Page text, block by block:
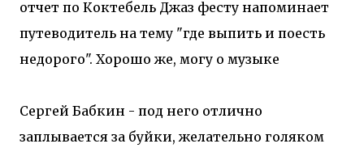
отчет по Коктебель Джаз фесту напоминает
путеводитель на тему "где выпить и поесть
недорого". Хорошо же, могу о музыке
Сергей Бабкин - под него отлично
заплывается за буйки, желательно голяком